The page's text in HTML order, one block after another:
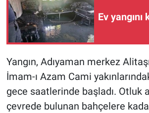
Ev
Yangın, Adıyaman merkez
İmam-ı Azam Cami
gece saatlerinde başladı. Otluk
çevrede bulunan bahçelere